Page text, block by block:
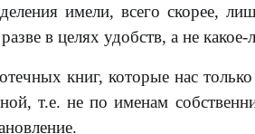
имели, всего скорее,
в целях удобств, а не
книг, которые нас
т.е. не по именам